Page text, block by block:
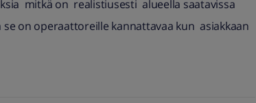
mitkä on realistiusesti alueella saatavissa
on operaattoreille kannattavaa kun asiakkaan